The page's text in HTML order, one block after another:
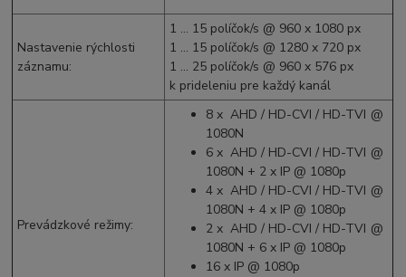
Nastavenie rýchlosti
záznamu:
1 ... 15 políčok/s @ 960 x 1080 px
1 ... 15 políčok/s @ 1280 x 720 px
1 ... 25 políčok/s @ 960 x 576 px
k prideleniu pre každý kanál
Prevádzkové režimy:
8 xAHD / HD-CVI / HD-TVI @
1080N
6 xAHD / HD-CVI / HD-TVI @
1080N + 2 x IP @ 1080p
4 xAHD / HD-CVI / HD-TVI @
1080N + 4 x IP @ 1080p
2 xAHD / HD-CVI / HD-TVI @
1080N + 6 x IP @ 1080p
16 x IP @ 1080p